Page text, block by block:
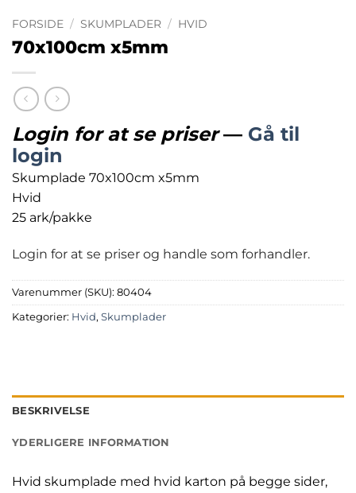
FORSIDE / SKUMPLADER / HVID
70x100cm x5mm
Login for at se priser— Gå til
login
Skumplade 70x100cm x5mm
Hvid
25 ark/pakke
Login for at se priser og handle som forhandler.
Varenummer (SKU): 80404
Kategorier: Hvid, Skumplader
BESKRIVELSE
YDERLIGERE INFORMATION
Hvid skumplade med hvid karton på begge sider,